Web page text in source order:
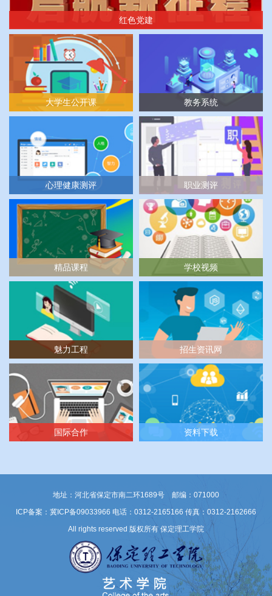
红色党建
大学生公开课 教务系统
心理健康测评 职业测评
精品课程 学校视频
魅力工程 招生资讯网
国际合作 资料下载
地址：河北省保定市南二环1689号 邮编：071000
ICP备案：冀ICP备09033966 电话：0312-2165166 传真：0312-2162666
All rights reserved 版权所有 保定理工学院